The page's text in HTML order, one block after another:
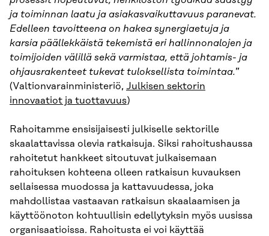
ja toiminnan laatu ja asiakasvaikuttavuus paranevat.
Edelleen tavoitteena on hakea synergiaetuja ja
karsia päällekkäistä tekemistä eri hallinnonalojen ja
toimijoiden välillä sekä varmistaa, että johtamis- ja
ohjausrakenteet tukevat tuloksellista toimintaa.”
(Valtionvarainministeriö, Julkisen sektorin
innovaatiot ja tuottavuus)
Rahoitamme ensisijaisesti julkiselle sektorille
skaalattavissa olevia ratkaisuja. Siksi rahoitushaussa
rahoitetut hankkeet sitoutuvat julkaisemaan
rahoituksen kohteena olleen ratkaisun kuvauksen
sellaisessa muodossa ja kattavuudessa, joka
mahdollistaa vastaavan ratkaisun skaalaamisen ja
käyttöönoton kohtuullisin edellytyksin myös uusissa
organisaatioissa. Rahoitusta ei voi käyttää